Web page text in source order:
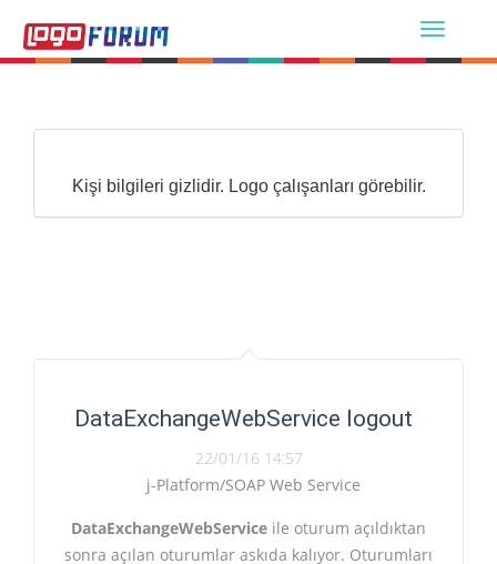
Kişi bilgileri gizlidir. Logo çalışanları görebilir.
DataExchangeWebService logout
22/01/16 14:57
j-Platform/SOAP Web Service
DataExchangeWebService ile oturum açıldıktan
sonra açılan oturumlar askıda kalıyor. Oturumları